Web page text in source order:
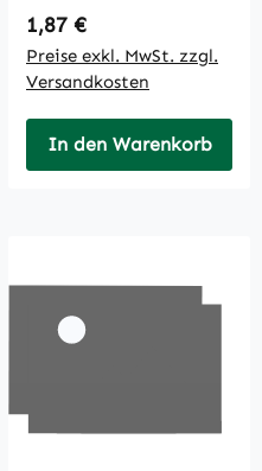
Regulärer Preis:
1,87 €
Preise exkl. MwSt. zzgl.
Versandkosten
In den Warenkorb